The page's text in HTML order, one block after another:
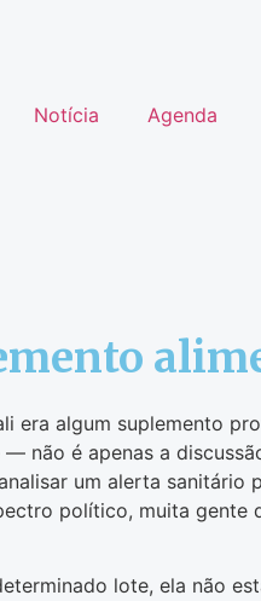
Notícia Agenda
era algum suplemento
é apenas a
um alerta
político, muita
lote, ela não